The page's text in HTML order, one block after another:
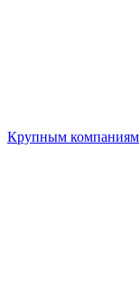
Крупным компаниям